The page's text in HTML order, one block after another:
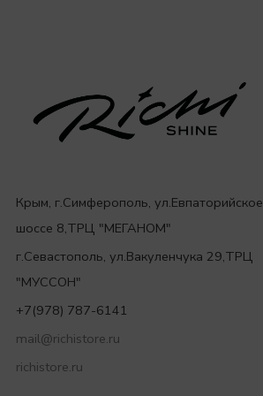
Крым, г.Симферополь, ул.Евпаторийское
шоссе 8,ТРЦ "МЕГАНОМ"
г.Севастополь, ул.Вакуленчука 29,ТРЦ
"МУССОН"
+7(978) 787-6141
mail@richistore.ru
richistore.ru